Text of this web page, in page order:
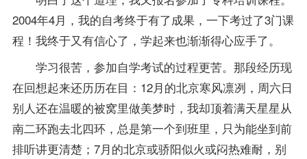
2004年4月，我的自考终于有了成果，一下考过了3门课
程！我终于又有信心了，学起来也渐渐得心应手了。
学习很苦，参加自学考试的过程更苦。那段经历现
在回想起来还历历在目：12月的北京寒风凛冽，周六日
别人还在温暖的被窝里做美梦时，我却顶着满天星星从
南二环跑去北四环，总是第一个到班里，只为能坐到前
排听讲更清楚；7月的北京或骄阳似火或闷热难耐，别